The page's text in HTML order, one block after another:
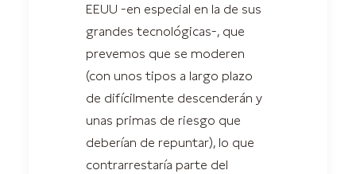
EEUU -en especial en la de sus
grandes tecnológicas-, que
prevemos que se moderen
(con unos tipos a largo plazo
de difícilmente descenderán y
unas primas de riesgo que
deberían de repuntar), lo que
contrarrestaría parte del